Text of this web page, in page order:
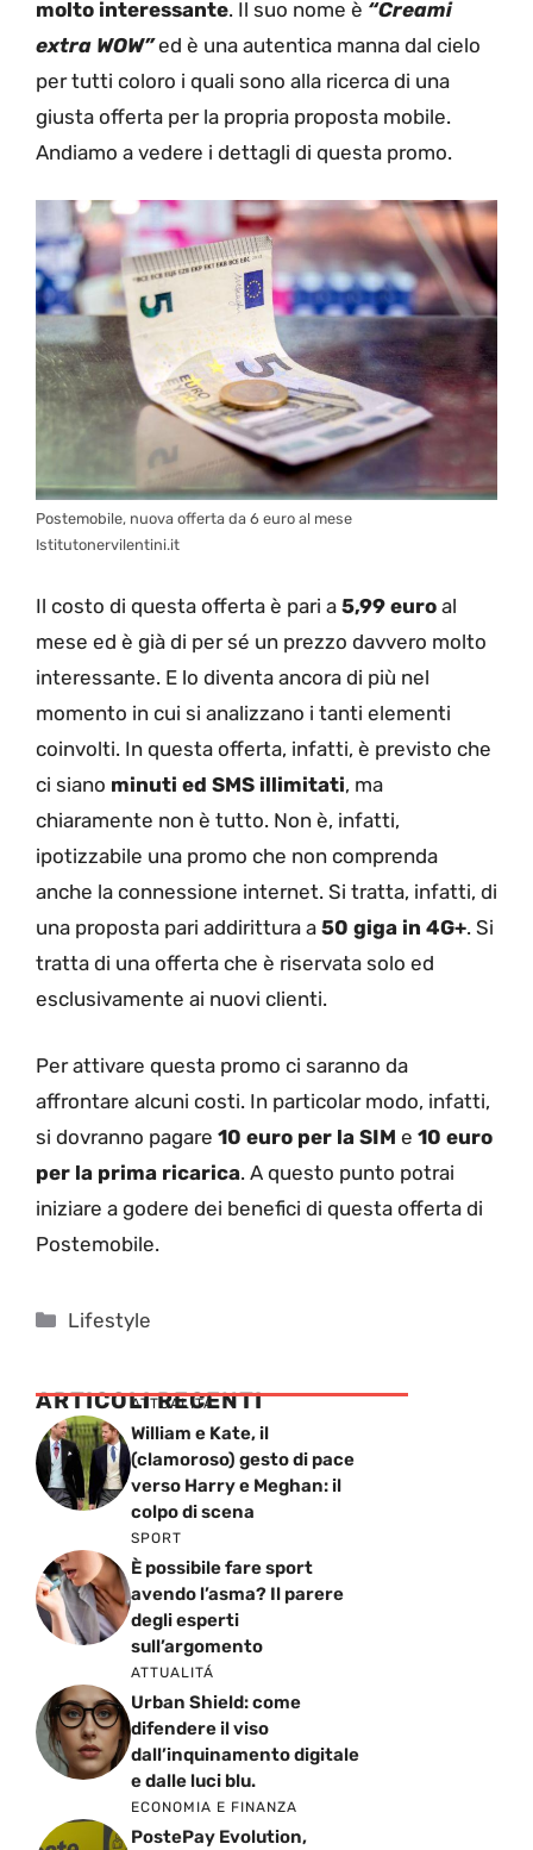
molto interessante. Il suo nome è “Creami
extra WOW”ed è una autentica manna dal cielo
per tutti coloro i quali sono alla ricerca di una
giusta offerta per la propria proposta mobile.
Andiamo a vedere i dettagli di questa promo.
Postemobile, nuova offerta da 6 euro al mese
Istitutonervilentini.it
Il costo di questa offerta è pari a 5,99 euro al
mese ed è già di per sé un prezzo davvero molto
interessante. E lo diventa ancora di più nel
momento in cui si analizzano i tanti elementi
coinvolti. In questa offerta, infatti, è previsto che
ci siano minuti ed SMS illimitati, ma
chiaramente non è tutto. Non è, infatti,
ipotizzabile una promo che non comprenda
anche la connessione internet. Si tratta, infatti, di
una proposta pari addirittura a 50 giga in 4G+. Si
tratta di una offerta che è riservata solo ed
esclusivamente ai nuovi clienti.
Per attivare questa promo ci saranno da
affrontare alcuni costi. In particolar modo, infatti,
si dovranno pagare 10 euro per la SIM e 10 euro
per la prima ricarica. A questo punto potrai
iniziare a godere dei benefici di questa offerta di
Postemobile.
Categorie
Lifestyle
ARTICOLI RECENTI
ATTUALITÁ
William e Kate, il
(clamoroso) gesto di pace
verso Harry e Meghan: il
colpo di scena
SPORT
È possibile fare sport
avendo l’asma? Il parere
degli esperti
sull’argomento
ATTUALITÁ
Urban Shield: come
difendere il viso
dall’inquinamento digitale
e dalle luci blu.
ECONOMIA E FINANZA
PostePay Evolution,